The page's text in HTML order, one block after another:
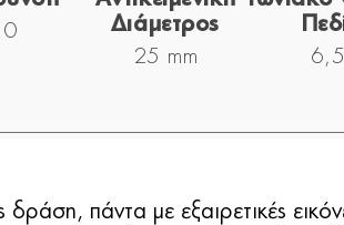
Διάμετρος
25 mm
πάντα με εξαιρετικές